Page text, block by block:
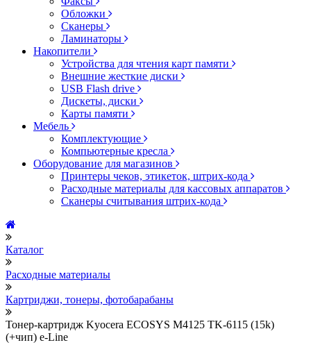
Обложки
Сканеры
Ламинаторы
Накопители
Устройства для чтения карт памяти
Внешние жесткие диски
USB Flash drive
Дискеты, диски
Карты памяти
Мебель
Комплектующие
Компьютерные кресла
Оборудование для магазинов
Принтеры чеков, этикеток, штрих-кода
Расходные материалы для кассовых аппаратов
Сканеры считывания штрих-кода
Каталог
Расходные материалы
Картриджи, тонеры, фотобарабаны
Тонер-картридж Kyocera ECOSYS M4125 TK-6115 (15k)
(+чип) e-Line